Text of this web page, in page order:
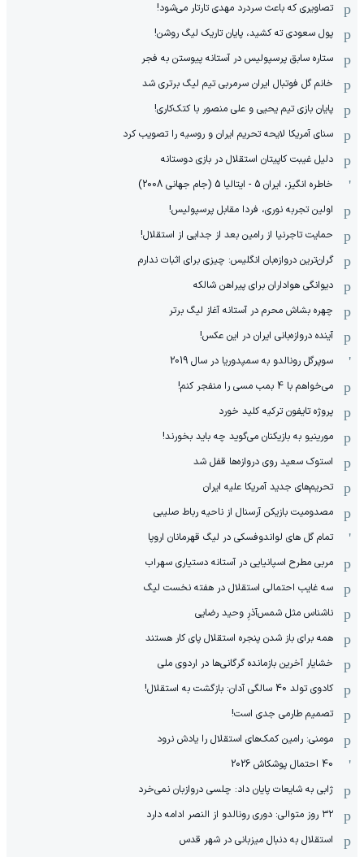
تصاویری که باعث سردرد مهدی تارتار می‌شود!
پول سعودی ته کشید، پایان تاریک لیگ روشن!
ستاره سابق پرسپولیس در آستانه پیوستن به فجر
خانم گل فوتبال ایران سرمربی تیم لیگ برتری شد
پایان بازی تیم یحیی و علی منصور با کتک‌کاری!
سنای آمریکا لایحه تحریم ایران و روسیه را تصویب کرد
دلیل غیبت کاپیتان استقلال در بازی دوستانه
خاطره انگیز، ایران 5 - ایتالیا 5 (جام جهانی 2008)
اولین تجربه نوری، فردا مقابل پرسپولیس!
حمایت تاجرنیا از رامین بعد از جدایی از استقلال!
گران‌ترین دروازه‌بان انگلیس: چیزی برای اثبات ندارم
دیوانگی هواداران برای پیراهن شالکه
چهره بشاش محرم در آستانه آغاز لیگ برتر
آینده دروازه‌بانی ایران در این عکس!
سوپرگل رونالدو به سمپدوریا در سال 2019
می‌خواهم با 4 بمب مسی را منفجر کنم!
پروژه تایفون ترکیه کلید خورد
مورینیو به بازیکنان می‌گوید چه باید بخورند!
استوک سعید روی دروازه‌ها قفل شد
تحریم‌های جدید آمریکا علیه ایران
مصدومیت بازیکن آرسنال از ناحیه رباط صلیبی
تمام گل های لواندوفسکی در لیگ قهرمانان اروپا
مربی مطرح اسپانیایی در آستانه دستیاری سهراب
سه غایب احتمالی استقلال در هفته نخست لیگ
ناشناس مثل شمس‌آذرِ وحید رضایی
همه برای باز شدن پنجره استقلال پای کار هستند
خشایار آخرین بازمانده گرگانی‌ها در اردوی ملی
کادوی تولد 40 سالگی آدان: بازگشت به استقلال!
تصمیم طارمی جدی است!
مومنی: رامین کمک‌های استقلال را یادش نرود
40 احتمال پوشکاش 2026
ژابی به شایعات پایان داد: چلسی دروازبان نمی‌خرد
۳۲ روز متوالی: دوری رونالدو از النصر ادامه دارد
استقلال به دنبال میزبانی در شهر قدس